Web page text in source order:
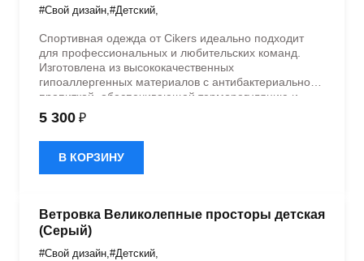
#Свой дизайн #Детский
Спортивная одежда от Cikers идеально подходит
для профессиональных и любительских команд.
Изготовлена из высококачественных
гипоаллергенных материалов с антибактериальной
пропиткой, обеспечивающей терморегуляцию и
быстрое влагоотведение. Одежда обладает
эластичностью в 5 направлениях и стильным
дизайном.
5 300 ₽
В КОРЗИНУ
Ветровка Великолепные просторы детская
(Серый)
#Свой дизайн #Детский